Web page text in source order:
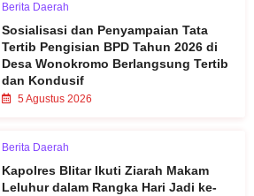
Berita Daerah
Sosialisasi dan Penyampaian Tata
Tertib Pengisian BPD Tahun 2026 di
Desa Wonokromo Berlangsung Tertib
dan Kondusif
5 Agustus 2026
Berita Daerah
Kapolres Blitar Ikuti Ziarah Makam
Leluhur dalam Rangka Hari Jadi ke-